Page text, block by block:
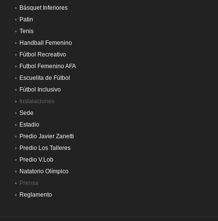
Básquet Inferiores
Patin
Tenis
Handball Femenino
Fútbol Recreativo
Futbol Femenino AFA
Escuelita de Fútbol
Fútbol Inclusivo
Instalaciones
Sede
Estadio
Predio Javier Zanetti
Predio Los Talleres
Predio V.Lob
Natatorio Olímpico
Prensa
Reglamento